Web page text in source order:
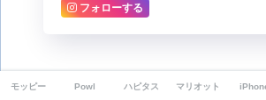
フォローする
CATEGORY : ポイント案件
モッピー Powl ハピタス マリオット